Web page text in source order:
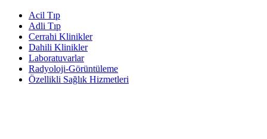
Acil Tıp
Adli Tıp
Cerrahi Klinikler
Dahili Klinikler
Laboratuvarlar
Radyoloji-Görüntüleme
Özellikli Sağlık Hizmetleri